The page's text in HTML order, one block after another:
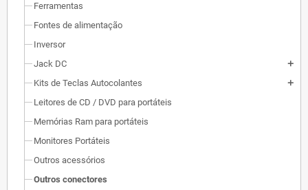
Ferramentas
Fontes de alimentação
Inversor
Jack DC
add
Kits de Teclas Autocolantes add
Leitores de CD / DVD para portáteis
Memórias Ram para portáteis
Monitores Portáteis
Outros acessórios
Outros conectores